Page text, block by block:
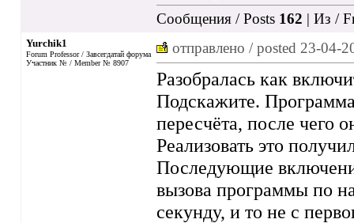
Сообщения / Posts 162 | Из /
Yurchik1
Forum Professor / Завсегдатай форума
Участник № / Member № 8907
отправлено / posted 23-04-
Разобралась как
Подскажите. Программа
пересчёта, после чего
Реализовать это
Последующие
вызова программы по
секунду, и то не с